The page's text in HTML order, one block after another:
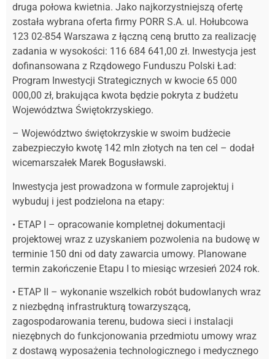
druga połowa kwietnia. Jako najkorzystniejszą ofertę
została wybrana oferta firmy PORR S.A. ul. Hołubcowa
123 02-854 Warszawa z łączną ceną brutto za realizację
zadania w wysokości: 116 684 641,00 zł. Inwestycja jest
dofinansowana z Rządowego Funduszu Polski Ład:
Program Inwestycji Strategicznych w kwocie 65 000
000,00 zł, brakująca kwota będzie pokryta z budżetu
Województwa Świętokrzyskiego.
– Województwo świętokrzyskie w swoim budżecie
zabezpieczyło kwotę 142 mln złotych na ten cel – dodał
wicemarszałek Marek Bogusławski.
Inwestycja jest prowadzona w formule zaprojektuj i
wybuduj i jest podzielona na etapy:
• ETAP I – opracowanie kompletnej dokumentacji
projektowej wraz z uzyskaniem pozwolenia na budowę w
terminie 150 dni od daty zawarcia umowy. Planowane
termin zakończenie Etapu I to miesiąc wrzesień 2024 rok.
• ETAP II – wykonanie wszelkich robót budowlanych wraz
z niezbędną infrastrukturą towarzyszącą,
zagospodarowania terenu, budowa sieci i instalacji
niezębnych do funkcjonowania przedmiotu umowy wraz
z dostawą wyposażenia technologicznego i medycznego